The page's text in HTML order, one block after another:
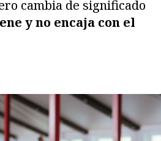
cambia de significado
y no encaja con el